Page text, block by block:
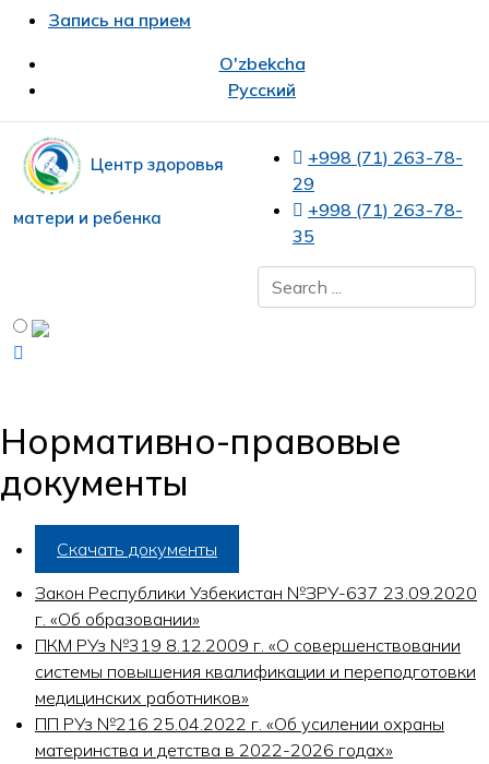
Запись на прием
O'zbekcha
Русский
Центр здоровья
матери и ребенка
+998 (71) 263-78-
29
+998 (71) 263-78-
35
Нормативно-правовые
документы
Скачать документы
Закон Республики Узбекистан №ЗРУ-637 23.09.2020
г. «Об образовании»
ПКМ РУз №319 8.12.2009 г. «О совершенствовании
системы повышения квалификации и переподготовки
медицинских работников»
ПП РУз №216 25.04.2022 г. «Об усилении охраны
материнства и детства в 2022-2026 годах»